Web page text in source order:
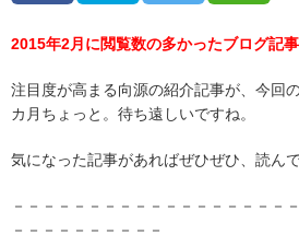
2015年2月に閲覧数の多かったブログ記
注目度が高まる向源の紹介記事が、今回
カ月ちょっと。待ち遠しいですね。
気になった記事があればぜひぜひ、読ん
－－－－－－－－－－－－－－－－－－
－－－－－－－－－－